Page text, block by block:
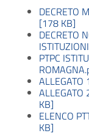
DECRETO
[178 KB]
DECRETO
PTPC
ALLEGATO
ALLEGATO
KB]
ELENCO
KB]